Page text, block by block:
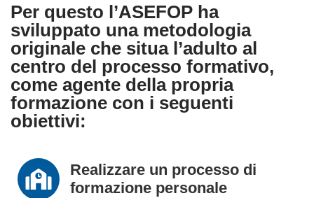
Per questo l’ASEFOP ha
sviluppato una metodologia
originale che situa l’adulto al
centro del processo formativo,
come agente della propria
formazione con i seguenti
obiettivi:
Realizzare un processo di
formazione personale